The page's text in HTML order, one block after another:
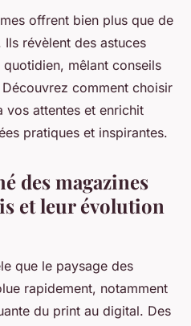
: découvrez
réussi
5 min de lecture
offrent bien plus que de
révèlent des astuces
mêlant conseils
comment choisir
vos attentes et enrichit
pratiques et inspirantes.
des magazines
et leur évolution
que le paysage des
rapidement, notamment
du print au digital. Des